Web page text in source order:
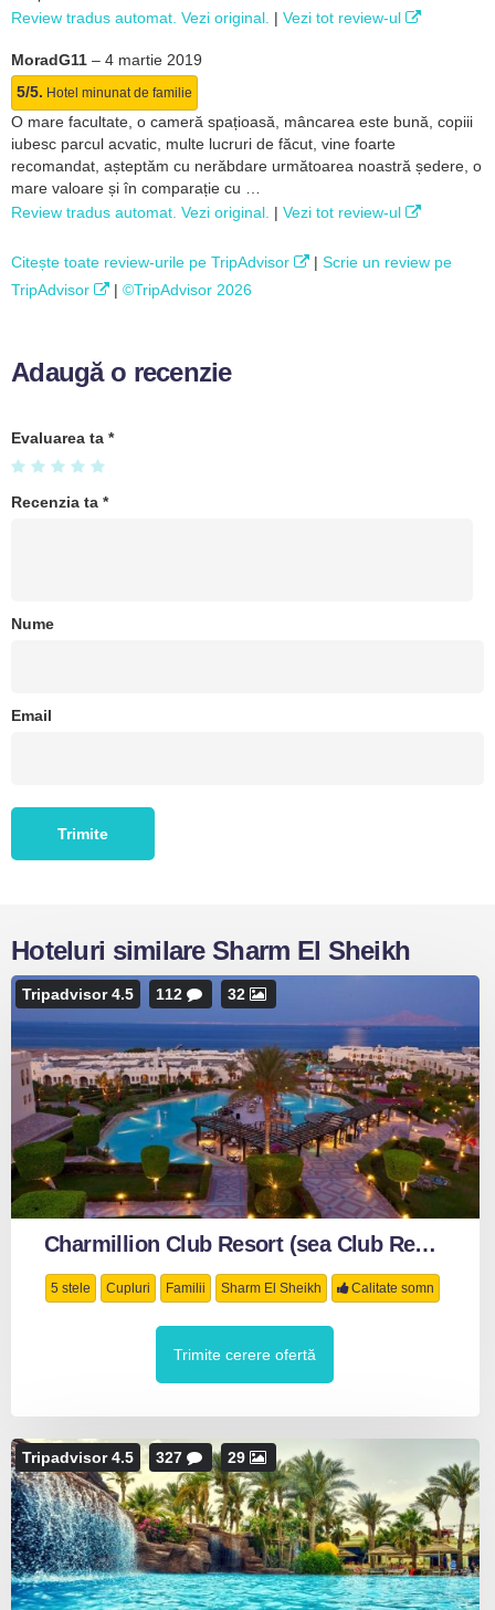
Review tradus automat. Vezi original. | Vezi tot review-ul
MoradG11 – 4 martie 2019
5/5. Hotel minunat de familie
O mare facultate, o cameră spațioasă, mâncarea este bună, copiii
iubesc parcul acvatic, multe lucruri de făcut, vine foarte
recomandat, așteptăm cu nerăbdare următoarea noastră ședere, o
mare valoare și în comparație cu …
Review tradus automat. Vezi original. | Vezi tot review-ul
Citește toate review-urile pe TripAdvisor | Scrie un review pe
TripAdvisor
| ©TripAdvisor 2026
Adaugă o recenzie
Evaluarea ta *
Recenzia ta *
Nume
Email
Hoteluri similare Sharm El Sheikh
Tripadvisor 4.5 112 32
Charmillion Club Resort (sea Club Resort)
5 stele Cupluri Familii Sharm El Sheikh Calitate somn
Trimite cerere ofertă
Tripadvisor 4.5 327 29